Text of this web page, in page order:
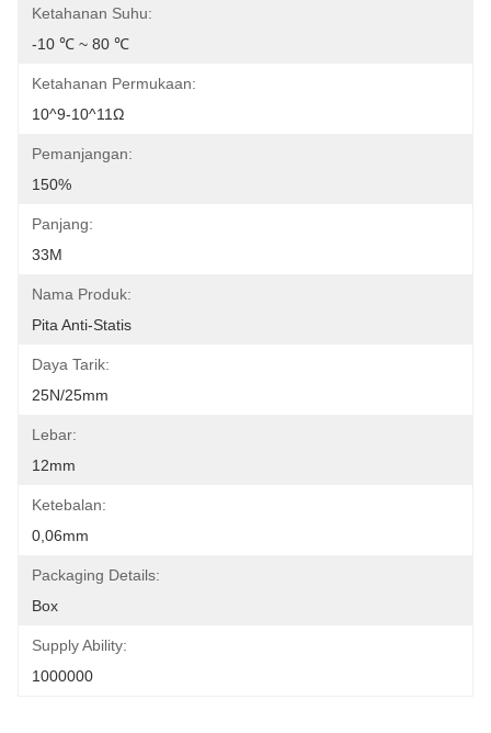
Ketahanan Suhu:
-10 ℃ ~ 80 ℃
Ketahanan Permukaan:
10^9-10^11Ω
Pemanjangan:
150%
Panjang:
33M
Nama Produk:
Pita Anti-Statis
Daya Tarik:
25N/25mm
Lebar:
12mm
Ketebalan:
0,06mm
Packaging Details:
Box
Supply Ability:
1000000